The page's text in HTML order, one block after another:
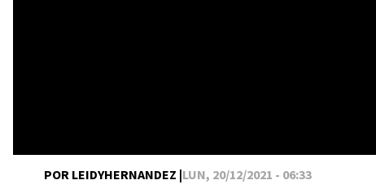
POR LEIDYHERNANDEZ |LUN, 20/12/2021 - 06:33